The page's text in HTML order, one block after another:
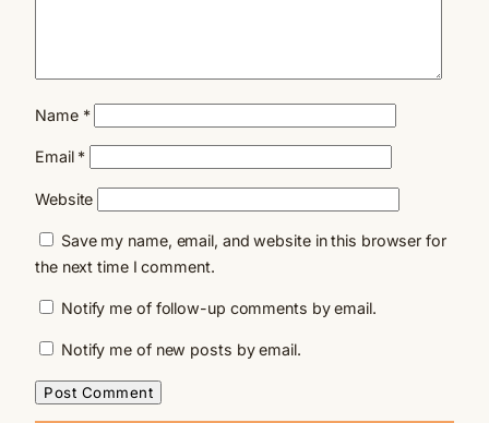
Name *
Email *
Website
Save my name, email, and website in this browser for
the next time I comment.
Notify me of follow-up comments by email.
Notify me of new posts by email.